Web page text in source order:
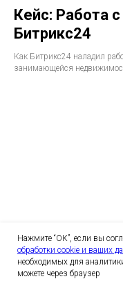
Кейс: Работа
Битрикс24
Как Битрикс24 наладил
занимающейся
Нажмите “ОК”, если вы
обработки cookie и ваших
необходимых для
можете через браузер